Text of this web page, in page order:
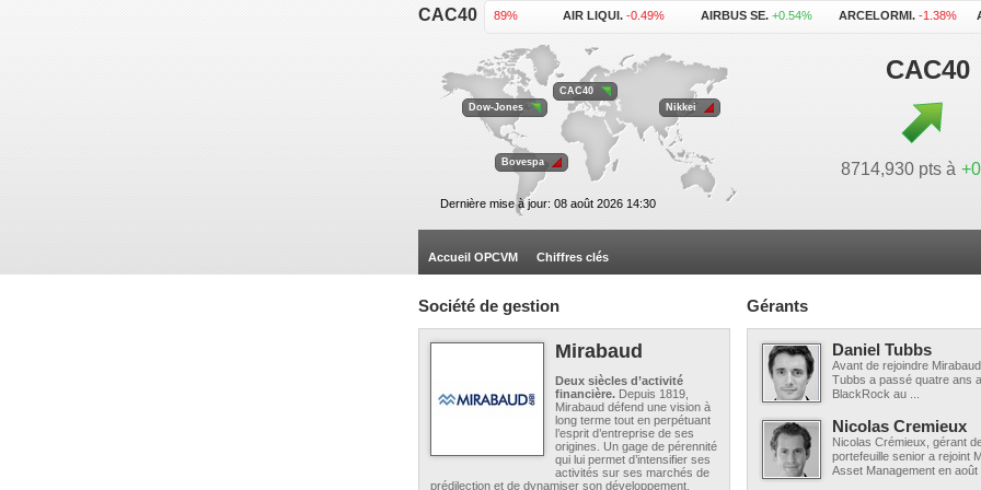
CAC40
ACCOR . -0.89% AIR LIQUI. -0.49% AIRBUS SE. +0.54% ARCELORMI. -1.38%
VEOLIA EN. +0.34% VINCI . -0.99%
Dernière mise à jour: 08 août 2026 14:30
Bovespa
CAC40
Dow-Jones
Nikkei
CAC40
8714,930 pts à
Accueil OPCVM Chiffres clés
Société de gestion
Mirabaud
Deux siècles d’activité
financière. Depuis 1819,
Mirabaud défend une vision à
long terme tout en perpétuant
l’esprit d’entreprise de ses
origines. Un gage de pérennité
qui lui permet d’intensifier ses
activités sur ses marchés de
prédilection et de dynamiser son développement.
Gérants
Daniel Tubbs
Avant de rejoindre
Tubbs a passé quatre ans
BlackRock au ...
Nicolas Cremieux
Nicolas Crémieux, gérant
portefeuille senior a rejoint
Asset Management en août